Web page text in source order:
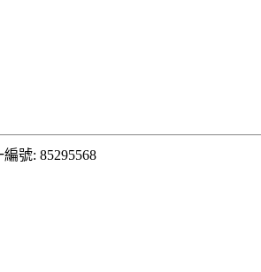
編號: 85295568